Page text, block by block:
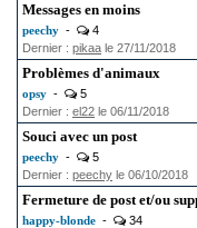
Messages en moins
peechy -
4
Dernier : pikaa le 27/11/2018
Problèmes d'animaux
opsy -
5
Dernier : el22 le 06/11/2018
Souci avec un post
peechy -
5
Dernier : peechy le 06/10/2018
Fermeture de post et/ou
happy-blonde -
34